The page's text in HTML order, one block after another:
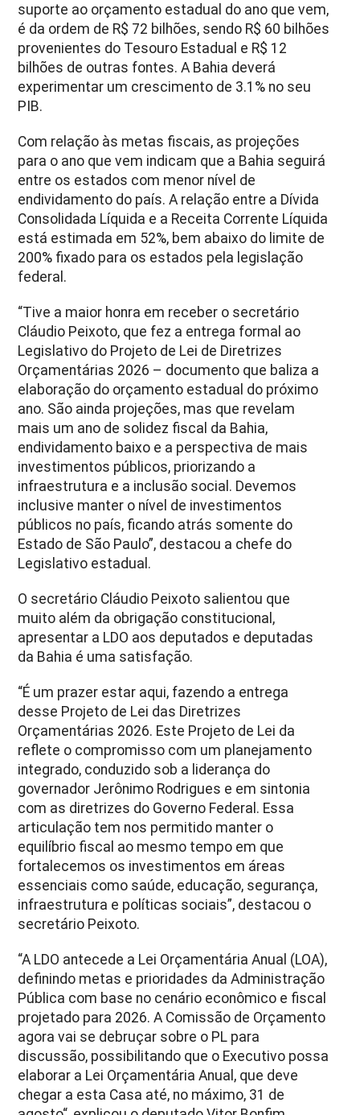
suporte ao orçamento estadual do ano que vem,
é da ordem de R$ 72 bilhões, sendo R$ 60 bilhões
provenientes do Tesouro Estadual e R$ 12
bilhões de outras fontes. A Bahia deverá
experimentar um crescimento de 3.1% no seu
PIB.
Com relação às metas fiscais, as projeções
para o ano que vem indicam que a Bahia seguirá
entre os estados com menor nível de
endividamento do país. A relação entre a Dívida
Consolidada Líquida e a Receita Corrente Líquida
está estimada em 52%, bem abaixo do limite de
200% fixado para os estados pela legislação
federal.
“Tive a maior honra em receber o secretário
Cláudio Peixoto, que fez a entrega formal ao
Legislativo do Projeto de Lei de Diretrizes
Orçamentárias 2026 – documento que baliza a
elaboração do orçamento estadual do próximo
ano. São ainda projeções, mas que revelam
mais um ano de solidez fiscal da Bahia,
endividamento baixo e a perspectiva de mais
investimentos públicos, priorizando a
infraestrutura e a inclusão social. Devemos
inclusive manter o nível de investimentos
públicos no país, ficando atrás somente do
Estado de São Paulo”, destacou a chefe do
Legislativo estadual.
O secretário Cláudio Peixoto salientou que
muito além da obrigação constitucional,
apresentar a LDO aos deputados e deputadas
da Bahia é uma satisfação.
“É um prazer estar aqui, fazendo a entrega
desse Projeto de Lei das Diretrizes
Orçamentárias 2026. Este Projeto de Lei da
reflete o compromisso com um planejamento
integrado, conduzido sob a liderança do
governador Jerônimo Rodrigues e em sintonia
com as diretrizes do Governo Federal. Essa
articulação tem nos permitido manter o
equilíbrio fiscal ao mesmo tempo em que
fortalecemos os investimentos em áreas
essenciais como saúde, educação, segurança,
infraestrutura e políticas sociais”, destacou o
secretário Peixoto.
“A LDO antecede a Lei Orçamentária Anual (LOA),
definindo metas e prioridades da Administração
Pública com base no cenário econômico e fiscal
projetado para 2026. A Comissão de Orçamento
agora vai se debruçar sobre o PL para
discussão, possibilitando que o Executivo possa
elaborar a Lei Orçamentária Anual, que deve
chegar a esta Casa até, no máximo, 31 de